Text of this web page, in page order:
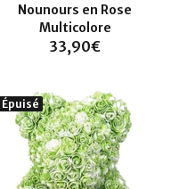
Nounours en Rose
Multicolore
33,90€
Épuisé